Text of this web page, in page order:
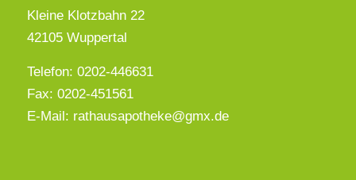
Kleine Klotzbahn 22
42105 Wuppertal
Telefon: 0202-446631
Fax: 0202-451561
E-Mail: rathausapotheke@gmx.de